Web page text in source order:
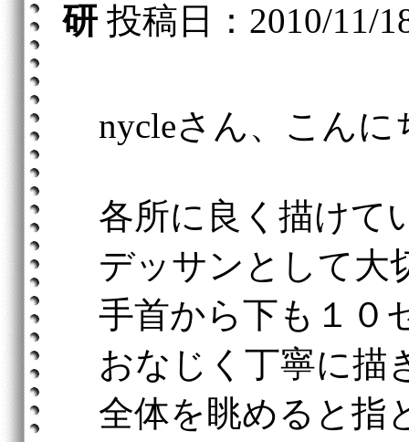
研 投稿日：2010/11/
nycleさん、こんに
各所に良く描けて
デッサンとして大
手首から下も１０
おなじく丁寧に描
全体を眺めると指